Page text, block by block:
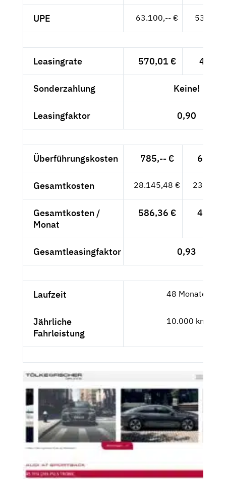
UPE 63.100,-- €
Leasingrate 570,01 €
Sonderzahlung Keine!
Leasingfaktor 0,90
Überführungskosten 785,-- €
Gesamtkosten 28.145,48 €
Gesamtkosten /
Monat
586,36 €
Gesamtleasingfaktor 0,93
Laufzeit 48 Monate
Jährliche
Fahrleistung
10.000 km